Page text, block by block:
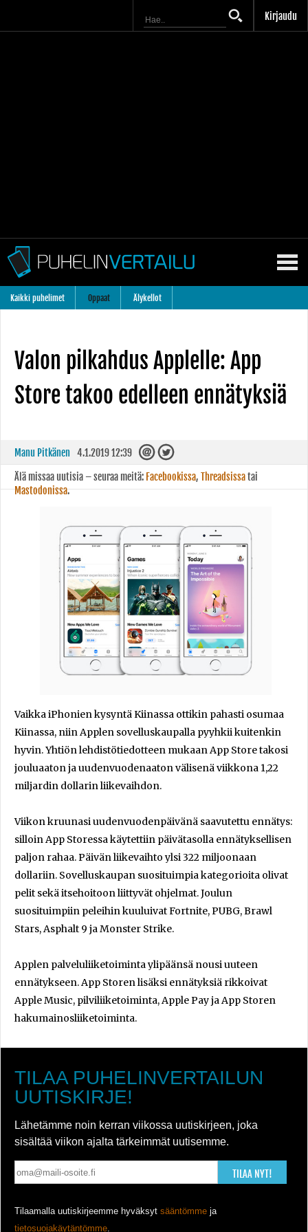
Kirjaudu
Kaikki puhelimet Oppaat Älykellot
Valon pilkahdus Applelle: App
Store takoo edelleen ennätyksiä
Manu Pitkänen 4.1.2019 12:39
Älä missaa uutisia – seuraa meitä: Facebookissa, Threadsissatai
Mastodonissa.
Vaikka iPhonien kysyntä Kiinassa ottikin pahasti osumaa
Kiinassa, niin Applen sovelluskaupalla pyyhkii kuitenkin
hyvin. Yhtiön lehdistötiedotteen mukaan App Store takosi
jouluaaton ja uudenvuodenaaton välisenä viikkona 1,22
miljardin dollarin liikevaihdon.
Viikon kruunasi uudenvuodenpäivänä saavutettu ennätys:
silloin App Storessa käytettiin päivätasolla ennätyksellisen
paljon rahaa. Päivän liikevaihto ylsi 322 miljoonaan
dollariin. Sovelluskaupan suosituimpia kategorioita olivat
pelit sekä itsehoitoon liittyvät ohjelmat. Joulun
suosituimpiin peleihin kuuluivat Fortnite, PUBG, Brawl
Stars, Asphalt 9 ja Monster Strike.
Applen palveluliiketoiminta ylipäänsä nousi uuteen
ennätykseen. App Storen lisäksi ennätyksiä rikkoivat
Apple Music, pilviliiketoiminta, Apple Pay ja App Storen
hakumainosliiketoiminta.
TILAA PUHELINVERTAILUN
UUTISKIRJE!
Lähetämme noin kerran viikossa uutiskirjeen, joka
sisältää viikon ajalta tärkeimmät uutisemme.
TILAA NYT!
Tilaamalla uutiskirjeemme hyväksyt sääntömme ja
tietosuojakäytäntömme.